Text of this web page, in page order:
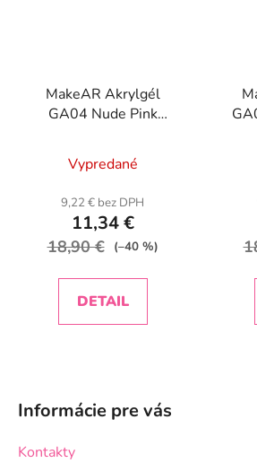
MakeAR Akrylgél
GA04 Nude Pink
Vypredané
9,22 € bez DPH
11,34 €
18,90 € (–40 %)
DETAIL
Informácie pre vás
Kontakty